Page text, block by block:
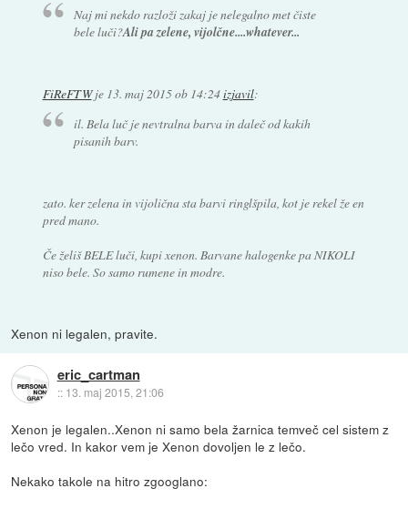
Naj mi nekdo razloži zakaj je nelegalno met čiste
bele luči?Ali pa zelene, vijolčne....whatever...
FiReFTWje 13. maj 2015 ob 14:24izjavil:
il. Bela luč je nevtralna barva in daleč od kakih
pisanih barv.
zato. ker zelena in vijolična sta barvi ringlšpila, kot je rekel že en
pred mano.
Če želiš BELE luči, kupi xenon. Barvane halogenke pa NIKOLI
niso bele. So samo rumene in modre.
Xenon ni legalen, pravite.
eric_cartman
:: 13. maj 2015, 21:06
Xenon je legalen..Xenon ni samo bela žarnica temveč cel sistem z
lečo vred. In kakor vem je Xenon dovoljen le z lečo.
Nekako takole na hitro zgooglano: